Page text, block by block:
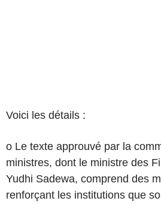
Voici les détails :
o Le texte approuvé par la
ministres, dont le ministre des
Yudhi Sadewa, comprend des
renforçant les institutions que